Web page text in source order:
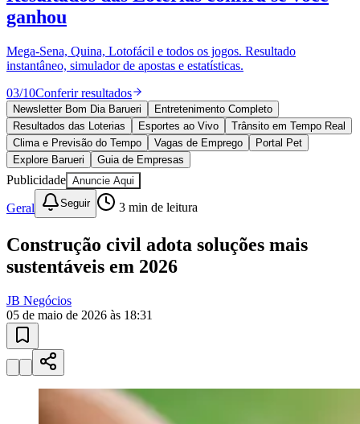
Goiás
10 anos de JBnovo portal confira as novidades
Esportes ao Vivo
atualizadas
Paulistão, Brasileirão, Champions League e mais. Placar em tempo
real, classificação e notícias esportivas.